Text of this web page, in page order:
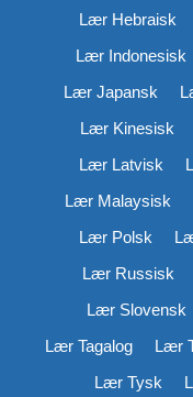
Lær Hebraisk
Lær Indonesisk
Lær Japansk
Lær Kinesisk
Lær Latvisk
Lær Malaysisk
Lær Polsk
Lær Russisk
Lær Slovensk
Lær Tagalog
Lær
Lær Tysk